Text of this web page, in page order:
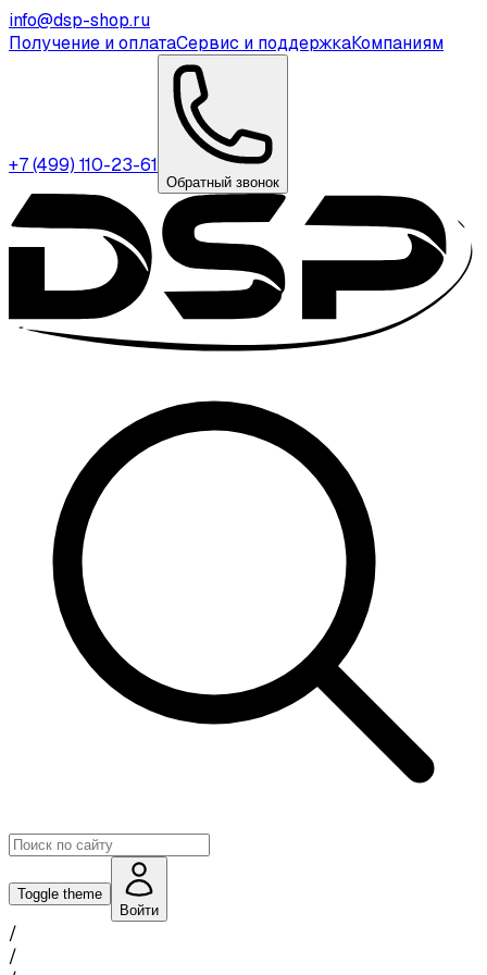
info@dsp-shop.ru
Получение и оплатаСервис и поддержкаКомпаниям
+7 (499) 110-23-61
Обратный звонок
Toggle theme
Войти
/
/